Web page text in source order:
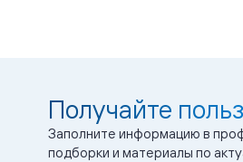
Получайте
Заполните информацию в
подборки и материалы по